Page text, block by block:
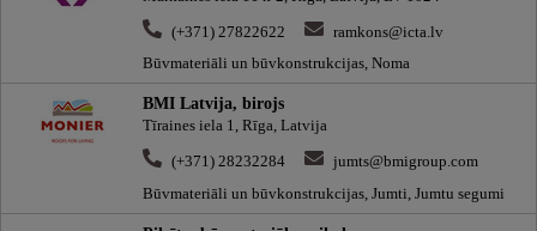
(+371) 27822622
ramkons@icta.lv
Būvmateriāli un būvkonstrukcijas, Noma
BMI Latvija, birojs
Tīraines iela 1, Rīga, Latvija
(+371) 28232284
jumts@bmigroup.com
Būvmateriāli un būvkonstrukcijas, Jumti, Jumtu segumi